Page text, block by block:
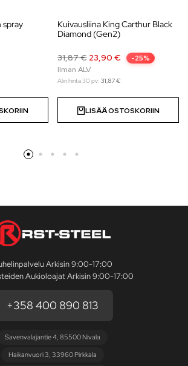
spray
Kuivausliina King Carthur Black
Diamond (Gen2)
31,87€ 23,90 € -25%
Alin hinta 30 pv: 31,87€
LISÄÄ OSTOSKORIIN
Arkisin 9:00-17:00
Aukioloajat Arkisin 9:00-17:00
+358 400 890 813
Savenvalajantie 4, 85500 Nivala
Haikanvuori 3, 33960 Pirkkala